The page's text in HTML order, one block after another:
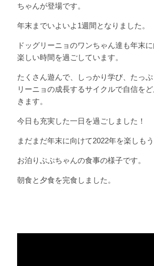
ちゃんが登場です。
年末までいよいよ1週間となりました。
ドッグリーニョのワンちゃん達も年末
楽しい時間を過ごしています。
たくさん遊んで、しっかり学び、たっ
リーニョの成長するサイクルで自信を
きます。
今日も充実した一日を過ごしました！
まだまだ年末に向けて2022年を楽しも
お泊りぷぷちゃんの食事の様子です。
朝食と夕食を完食しました。